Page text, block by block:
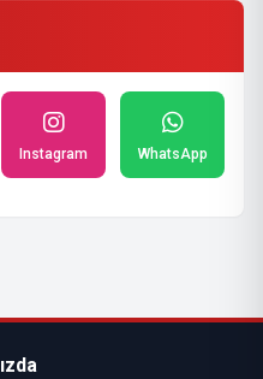
Instagram WhatsApp